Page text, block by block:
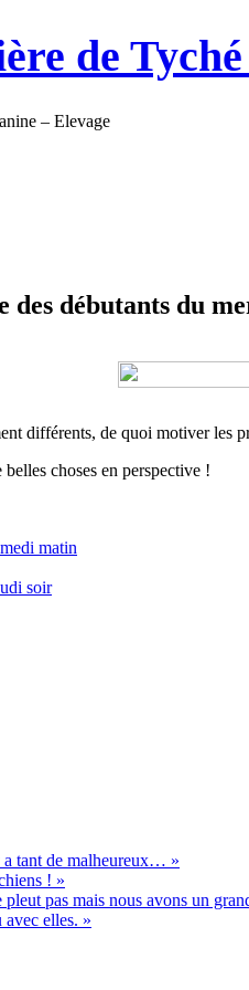
de
– Elevage
des débutants du
différents, de quoi motiver les
choses en perspective !
matin
soir
a tant de malheureux… »
! »
pleut pas mais nous avons un
elles. »